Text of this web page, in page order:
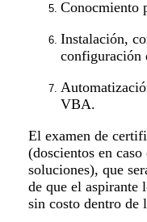
Conocmiento
Instalación,
configuración
VBA.
El examen de
(doscientos en
soluciones), que
de que el aspirante
sin costo dentro de